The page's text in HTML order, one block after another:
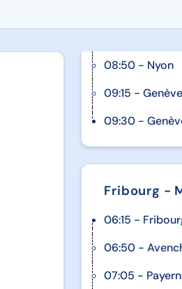
08:50 - Nyon
09:15 - Genève
09:30 -
Fribourg -
06:15 -
06:50 -
07:05 -